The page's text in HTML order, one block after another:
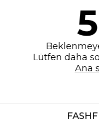
Lütfen daha
Ana